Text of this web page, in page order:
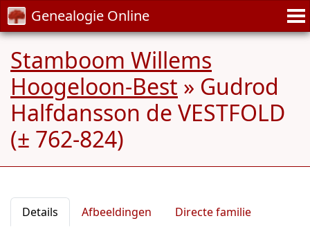
Genealogie Online
Stamboom Willems
Hoogeloon-Best » Gudrod
Halfdansson de VESTFOLD
(± 762-824)
Details Afbeeldingen
Directe familie